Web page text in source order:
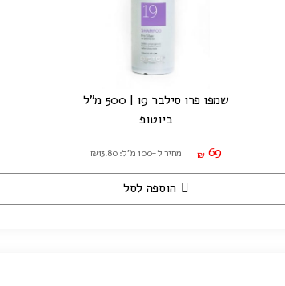
שמפו פרו סילבר 19 | 500 מ"ל
ביוטופ
₪ 69 מחיר ל-100 מ"ל: ₪13.80
הוספה לסל